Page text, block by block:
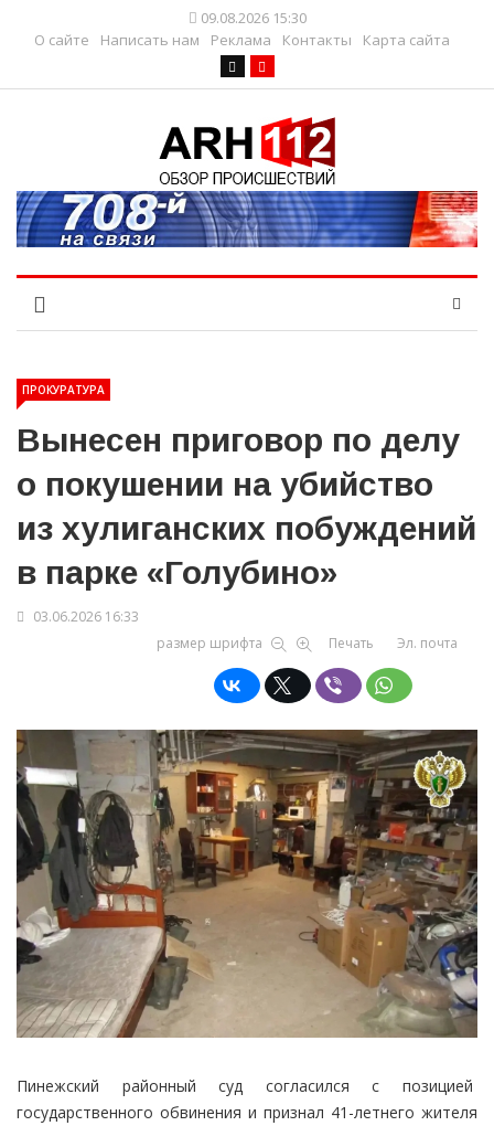
09.08.2026 15:30
О сайте
Написать нам Реклама Контакты Карта сайта
ПРОКУРАТУРА
Вынесен приговор по делу
о покушении на убийство
из хулиганских побуждений
в парке «Голубино»
03.06.2026 16:33
размер шрифта
Печать Эл. почта
Пинежский районный суд согласился с позицией
государственного обвинения и признал 41-летнего жителя